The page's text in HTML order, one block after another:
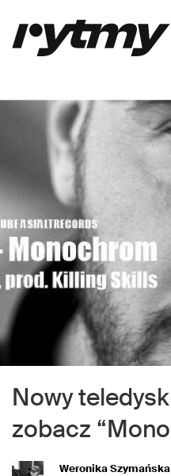
Nowy
zobacz
Weronika Szymańska